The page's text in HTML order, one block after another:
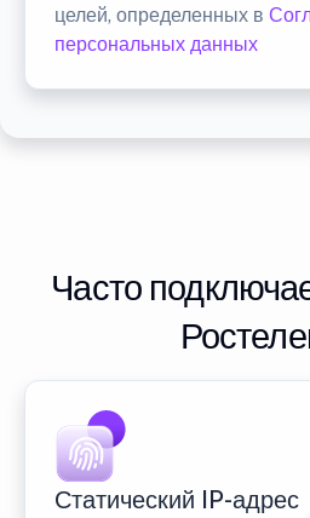
целей, определенных в
персональных данных
Часто
Статический IP-адрес